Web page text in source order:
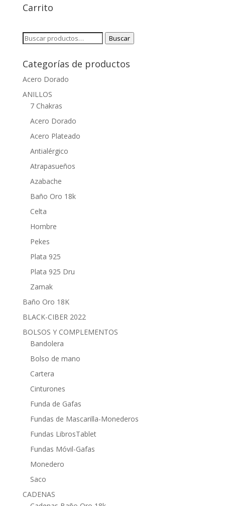
Carrito
Buscar
Buscar
Categorías de productos
Acero Dorado
ANILLOS
7 Chakras
Acero Dorado
Acero Plateado
Antialérgico
Atrapasueños
Azabache
Baño Oro 18k
Celta
Hombre
Pekes
Plata 925
Plata 925 Dru
Zamak
Baño Oro 18K
BLACK-CIBER 2022
BOLSOS Y COMPLEMENTOS
Bandolera
Bolso de mano
Cartera
Cinturones
Funda de Gafas
Fundas de Mascarilla-Monederos
Fundas LibrosTablet
Fundas Móvil-Gafas
Monedero
Saco
CADENAS